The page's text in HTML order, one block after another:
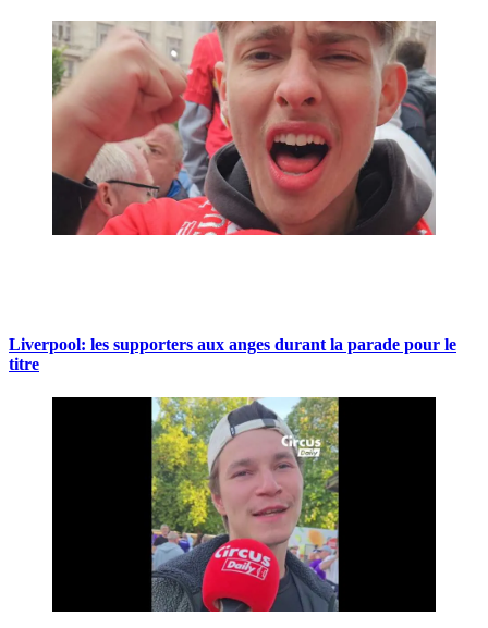
Liverpool: les supporters aux anges durant la parade pour le
titre